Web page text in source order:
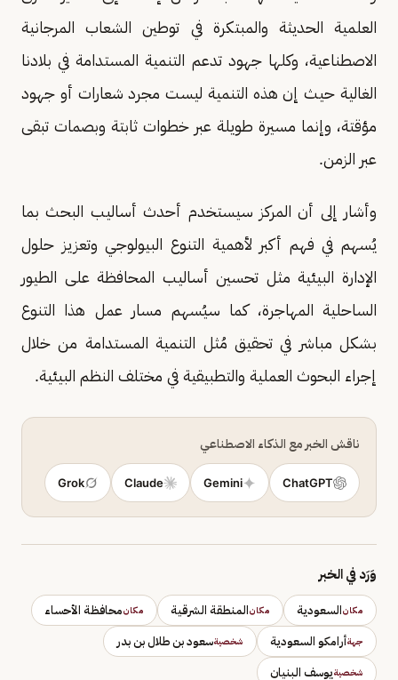
العلمية الحديثة والمبتكرة في توطين الشعاب المرجانية
الاصطناعية، وكلها جهود تدعم التنمية المستدامة في بلادنا
الغالية حيث إن هذه التنمية ليست مجرد شعارات أو جهود
مؤقتة، وإنما مسيرة طويلة عبر خطوات ثابتة وبصمات تبقى
عبر الزمن.
وأشار إلى أن المركز سيستخدم أحدث أساليب البحث بما
يُسهم في فهم أكبر لأهمية التنوع البيولوجي وتعزيز حلول
الإدارة البيئية مثل تحسين أساليب المحافظة على الطيور
الساحلية المهاجرة، كما سيُسهم مسار عمل هذا التنوع
بشكل مباشر في تحقيق مُثل التنمية المستدامة من خلال
إجراء البحوث العملية والتطبيقية في مختلف النظم البيئية.
ناقش الخبر مع الذكاء الاصطناعي
ChatGPT
Gemini
Claude
Grok
وَرَد في الخبر
مكانالسعودية مكانالمنطقة الشرقية مكانمحافظة الأحساء
جهةأرامكو السعودية شخصيةسعود بن طلال بن بدر
شخصيةيوسف البنيان